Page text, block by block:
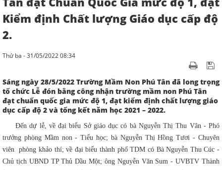
Kiểm định Chất lượng Giáo dục cấp độ
2.
Thứ ba - 31/05/2022 08:34
Sáng ngày 28/5/2022 Trường Mầm Non Phú Tân đã long trọng
tổ chức Lễ đón bằng công nhận trường mầm non Phú Tân
đạt chuẩn quốc gia mức độ 1, đạt kiểm định chất lượng giáo
dục cấp độ 2 và tổng kết năm học 2021 – 2022.
Đến dự lễ, về đại biểu Sở giáo dục có bà Nguyễn Thị Thu Vân - Phó
trưởng phòng Mầm non - Tiểu học; bà Nguyễn Thị Hồng Tươi - Chuyên
viên phòng khảo thí; về đại biểu thành phố TDM có Bà Nguyễn Thu Cúc -
Chủ tịch UBND TP Thủ Dầu Một; ông Nguyễn Văn Sum - UVBTV Thành